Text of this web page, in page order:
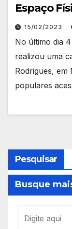
Espaço
Cultural
15/02/2023
No último dia
realizou uma
Rodrigues, em
populares
Pesquisar
Busque